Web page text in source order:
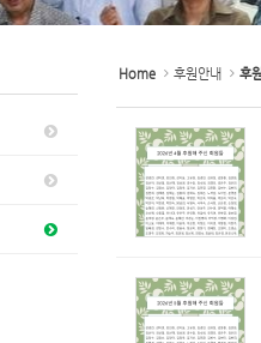
Home 후원안내 후